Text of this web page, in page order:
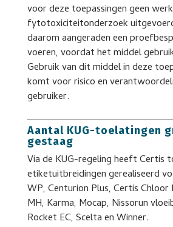
voor deze toepassingen geen
fytotoxiciteitonderzoek
daarom aangeraden een
voeren, voordat het middel
Gebruik van dit middel in deze
komt voor risico en
gebruiker.
Aantal KUG-toelatingen
gestaag
Via de KUG-regeling heeft Certis
etiketuitbreidingen gerealiseerd
WP, Centurion Plus, Certis Chloor
MH, Karma, Mocap, Nissorun
Rocket EC, Scelta en Winner.